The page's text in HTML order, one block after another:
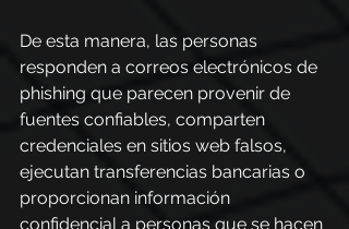
De esta manera, las personas
responden a correos electrónicos de
phishing que parecen provenir de
fuentes confiables, comparten
credenciales en sitios web falsos,
ejecutan transferencias bancarias o
proporcionan información
confidencial a personas que se hacen